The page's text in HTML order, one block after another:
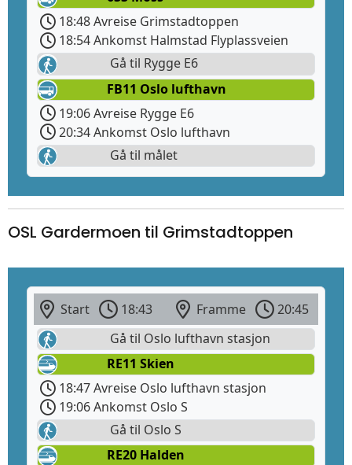
18:48 Avreise Grimstadtoppen
18:54 Ankomst Halmstad Flyplassveien
Gå til Rygge E6
FB11 Oslo lufthavn
19:06 Avreise Rygge E6
20:34 Ankomst Oslo lufthavn
Gå til målet
OSL Gardermoen til Grimstadtoppen
Start 18:43 Framme
20:45
Gå til Oslo lufthavn stasjon
RE11 Skien
18:47 Avreise Oslo lufthavn stasjon
19:06 Ankomst Oslo S
Gå til Oslo S
RE20 Halden